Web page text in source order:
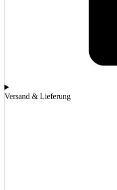
Versand & Lieferung